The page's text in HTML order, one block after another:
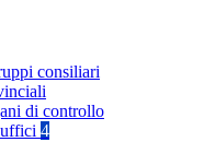
consiliari
di controllo
4